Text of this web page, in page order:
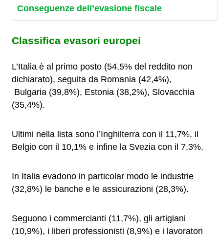
Conseguenze dell’evasione fiscale
Classifica evasori europei
L’Italia è al primo posto (54,5% del reddito non
dichiarato), seguita da Romania (42,4%),
Bulgaria (39,8%), Estonia (38,2%), Slovacchia
(35,4%).
Ultimi nella lista sono l’Inghilterra con il 11,7%, il
Belgio con il 10,1% e infine la Svezia con il 7,3%.
In Italia evadono in particolar modo le industrie
(32,8%) le banche e le assicurazioni (28,3%).
Seguono i commercianti (11,7%), gli artigiani
(10,9%), i liberi professionisti (8,9%) e i lavoratori